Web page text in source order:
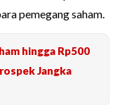
pemegang saham.
hingga Rp500
Jangka